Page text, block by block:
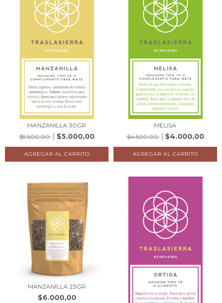
MANZANILLA 30GR
$5.500,00
$5.000,00
MELISA
$4.500,00
$4.000,00
MANZANILLA 23GR
$6.000,00